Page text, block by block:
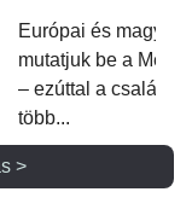
Európai és magyar
mutatjuk be a
– ezúttal a családi
több...
>